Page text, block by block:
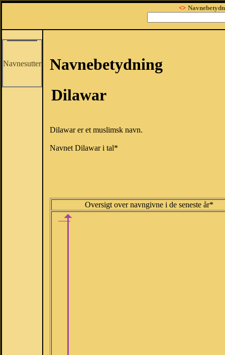
<>
Navnesutter
Navnebetydning
Dilawar
Dilawar er et muslimsk navn.
Navnet Dilawar i tal*
Oversigt over navngivne i de seneste år*